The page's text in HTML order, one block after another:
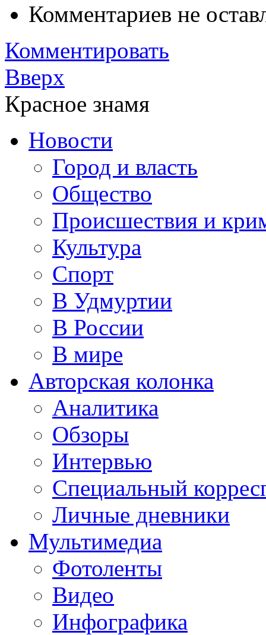
Комментариев не
Комментировать
Вверх
Красное знамя
Новости
Город и власть
Общество
Происшествия и
Культура
Спорт
В Удмуртии
В России
В мире
Авторская колонка
Аналитика
Обзоры
Интервью
Специальный
Личные дневники
Мультимедиа
Фотоленты
Видео
Инфографика